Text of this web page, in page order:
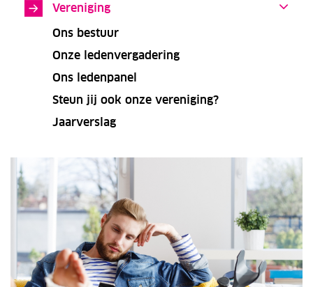
Vereniging
Ons bestuur
Onze ledenvergadering
Ons ledenpanel
Steun jij ook onze vereniging?
Jaarverslag